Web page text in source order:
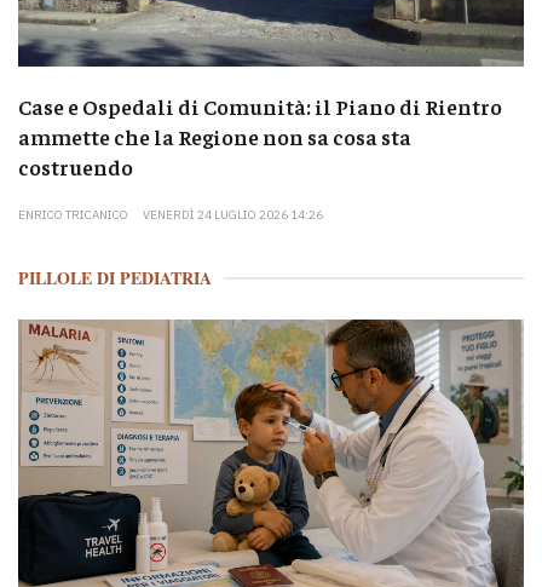
Case e Ospedali di Comunità: il Piano di Rientro
ammette che la Regione non sa cosa sta
costruendo
ENRICO TRICANICO VENERDÌ 24 LUGLIO 2026 14:26
PILLOLE DI PEDIATRIA